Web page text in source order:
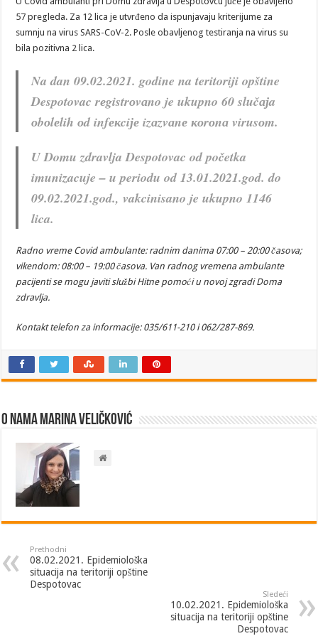
57 pregleda. Za 12 lica je utvrđeno da ispunjavaju kriterijume za
sumnju na virus SARS-CoV-2. Posle obavljenog testiranja na virus su
bila pozitivna 2 lica.
Na dan 09.02.2021. godine na teritoriji opštine
Despotovac rеgistrоvаno je ukupno 60 slučајa
оbоlеlih оd infекciје izаzvаnе коrоnа virusоm.
U Domu zdravlja Despotovac od početka
imunizacuje – u periodu od 13.01.2021.god. do
09.02.2021.god., vakcinisano je ukupno 1146
lica.
Radno vreme Covid ambulante: radnim danima 07:00 – 20:00 časova;
vikendom: 08:00 – 19:00 časova. Van radnog vremena ambulante
pacijenti se mogu javiti službi Hitne pomoći u novoj zgradi Doma
zdravlja.
Kontakt telefon za informacije: 035/611-210 i 062/287-869.
O nama Marina Veličković
Prethodni
08.02.2021. Epidemiološka
situacija na teritoriji opštine
Despotovac
Sledeći
10.02.2021. Epidemiološka
situacija na teritoriji opštine
Despotovac